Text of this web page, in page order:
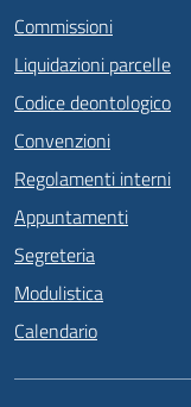
Commissioni
Liquidazioni parcelle
Codice deontologico
Convenzioni
Regolamenti interni
Appuntamenti
Segreteria
Modulistica
Calendario